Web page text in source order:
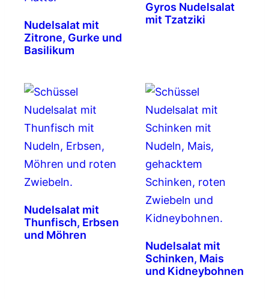
Nudelsalat mit
Zitrone, Gurke und
Basilikum
Gyros Nudelsalat
mit Tzatziki
Nudelsalat mit
Thunfisch, Erbsen
und Möhren
Nudelsalat mit
Schinken, Mais
und Kidneybohnen